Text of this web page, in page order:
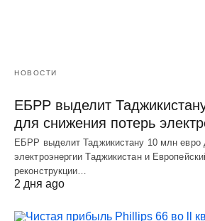
НОВОСТИ
ЕБРР выделит
для снижения потерь
ЕБРР выделит Таджикистану 10 млн евро
электроэнергии Таджикистан и
реконструкции…
2 дня ago